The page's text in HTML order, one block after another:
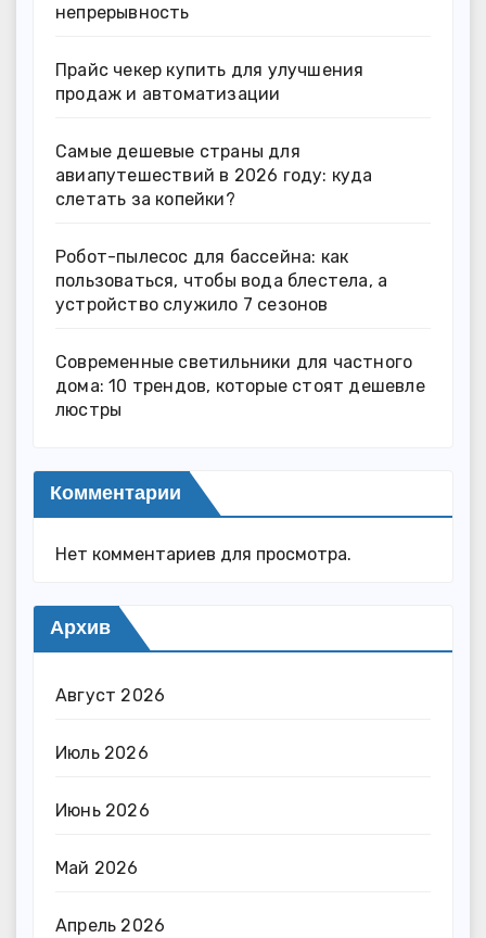
непрерывность
Прайс чекер купить для улучшения
продаж и автоматизации
Самые дешевые страны для
авиапутешествий в 2026 году: куда
слетать за копейки?
Робот-пылесос для бассейна: как
пользоваться, чтобы вода блестела, а
устройство служило 7 сезонов
Современные светильники для частного
дома: 10 трендов, которые стоят дешевле
люстры
Комментарии
Нет комментариев для просмотра.
Архив
Август 2026
Июль 2026
Июнь 2026
Май 2026
Апрель 2026